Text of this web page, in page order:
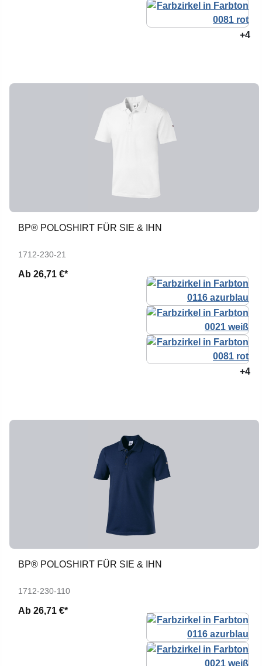
+4
BP® POLOSHIRT FÜR SIE & IHN
1712-230-21
Ab 26,71 €*
+4
BP® POLOSHIRT FÜR SIE & IHN
1712-230-110
Ab 26,71 €*